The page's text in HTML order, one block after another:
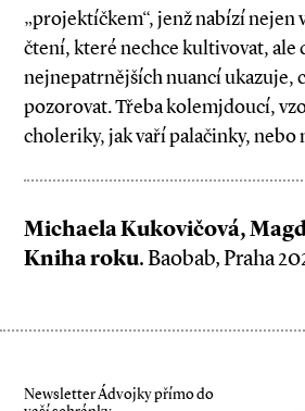
„projektíčkem“, jenž nabízí nejen
čtení, které nechce kultivovat, ale
nejnepatrnějších nuancí ukazuje,
pozorovat. Třeba kolemjdoucí,
choleriky, jak vaří palačinky, nebo
Michaela Kukovičová,
Kniha roku. Baobab, Praha
Newsletter Ádvojky přímo do